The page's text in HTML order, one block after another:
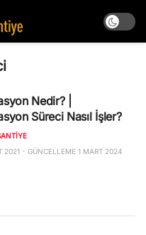
Nedir? |
Süreci Nasıl İşler?
2021 - GÜNCELLEME 1 MART 2024